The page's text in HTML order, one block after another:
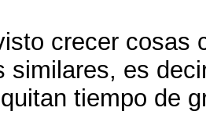
crecer cosas
similares, es
tiempo de